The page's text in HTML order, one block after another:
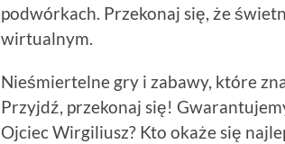
podwórkach. Przekonaj się, że
wirtualnym.
Nieśmiertelne gry i zabawy, które
Przyjdź, przekonaj się!
Ojciec Wirgiliusz? Kto okaże się